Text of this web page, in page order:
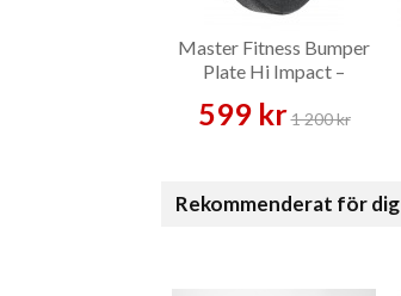
Master Fitness Bumper
Plate Hi Impact –
599 kr1 200 kr
Rekommenderat för dig